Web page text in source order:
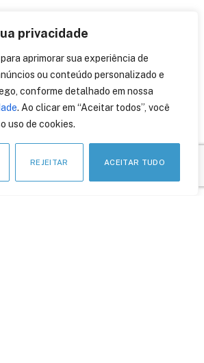
privacidade
aprimorar sua experiência de
ou conteúdo personalizado e
conforme detalhado em nossa
. Ao clicar em “Aceitar todos”, você
uso de cookies.
REJEITAR ACEITAR TUDO
web e APIs disparam
137% em um ano e batem
recorde
26 de abril de 2023